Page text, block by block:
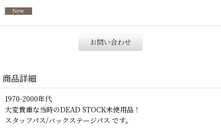
お問い合わせ
商品詳細
1970-2000年代
大変貴重な当時のDEAD STOCK未使用品！
スタッフパス/バックステージパス です。